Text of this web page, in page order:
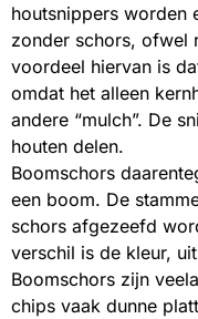
houtsnippers worden
zonder schors, ofwel
voordeel hiervan is
omdat het alleen
andere “mulch”. De
houten delen.
Boomschors
een boom. De
schors afgezeefd
verschil is de kleur,
Boomschors zijn
chips vaak dunne